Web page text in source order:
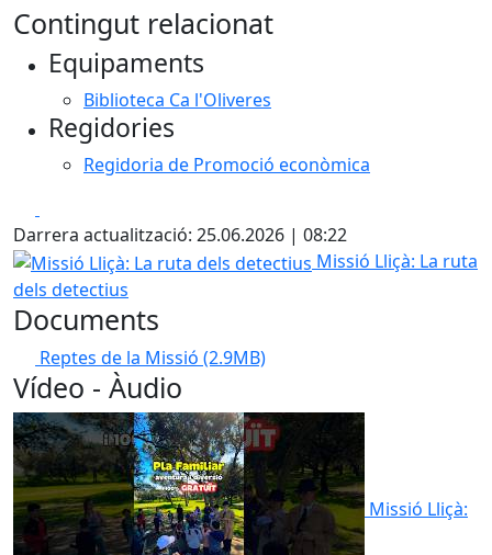
Contingut relacionat
Equipaments
Biblioteca Ca l'Oliveres
Regidories
Regidoria de Promoció econòmica
Darrera actualització: 25.06.2026 | 08:22
Missió Lliçà: La ruta dels detectius
Missió Lliçà: La ruta
dels detectius
Documents
Reptes de la Missió (2.9MB)
Vídeo - Àudio
Missió Lliçà: